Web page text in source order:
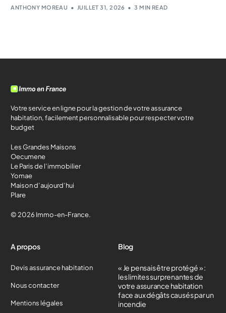
ANTHONY MOREAU JUILLET 31, 2026 3 MIN READ
Votre service en ligne pour la gestion de votre assurance
habitation, facilement personnalisable pour respecter votre
budget
Les Grandes Maisons
Oecumene
Le Paris de l’immobilier
Yomae
Maison d’aujourd’hui
Plare
© 2026 Immo-en-France.
A propos
Devis assurance habitation
Nous contacter
Mentions légales
Blog
« Je pensais être protégé » :
les limites surprenantes de
votre assurance habitation
face aux dégâts causés par un
incendie